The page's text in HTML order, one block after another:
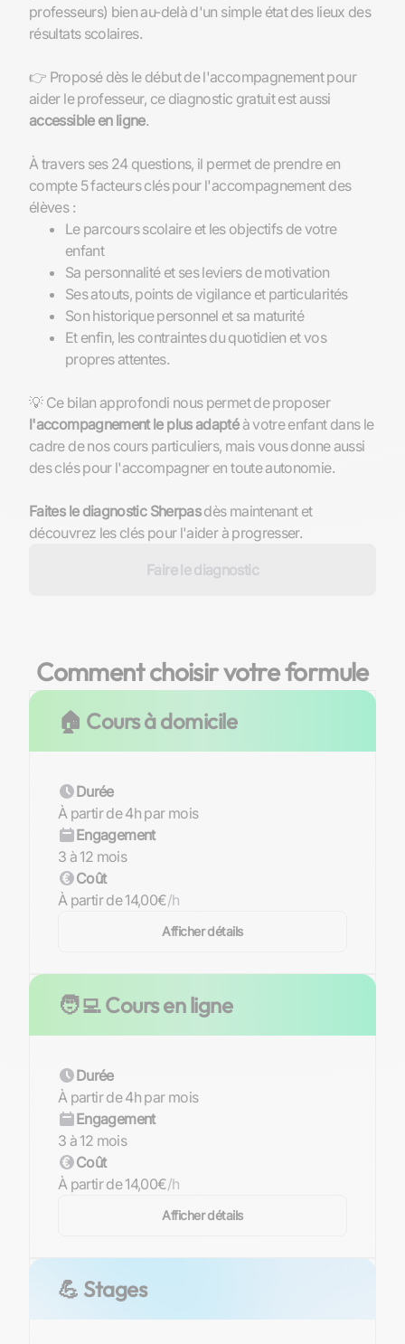
professeurs) bien au-delà d'un simple état des lieux des
résultats scolaires.
👉 Proposé dès le début de l'accompagnement pour
aider le professeur, ce diagnostic gratuit est aussi
accessible en ligne.
À travers ses 24 questions, il permet de prendre en
compte 5 facteurs clés pour l'accompagnement des
élèves :
Le parcours scolaire et les objectifs de votre
enfant
Sa personnalité et ses leviers de motivation
Ses atouts, points de vigilance et particularités
Son historique personnel et sa maturité
Et enfin, les contraintes du quotidien et vos
propres attentes.
💡 Ce bilan approfondi nous permet de proposer
l'accompagnement le plus adaptéà votre enfant dans le
cadre de nos cours particuliers, mais vous donne aussi
des clés pour l'accompagner en toute autonomie.
Faites le diagnostic Sherpasdès maintenant et
Faire le diagnostic
Comment choisir votre formule
🏠 Cours à domicile
Durée
À partir de 4h par mois
Engagement
3 à 12 mois
Coût
À partir de 14,00€/h
Afficher détails
🧑‍💻 Cours en ligne
Durée
À partir de 4h par mois
Engagement
3 à 12 mois
Coût
À partir de 14,00€/h
Afficher détails
💪 Stages